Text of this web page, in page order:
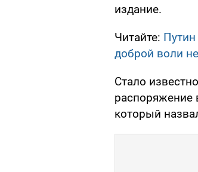
издание.
Читайте:
доброй воли
Стало
распоряжение
который